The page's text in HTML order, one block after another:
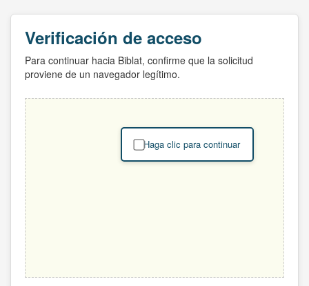
Verificación de acceso
Para continuar hacia Biblat, confirme que la solicitud
proviene de un navegador legítimo.
Haga clic para continuar